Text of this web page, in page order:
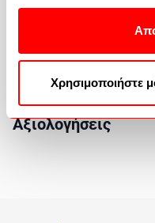
Χρησιμοποιήστε
Πολιτική Επιστροφών
Αξιολογήσεις